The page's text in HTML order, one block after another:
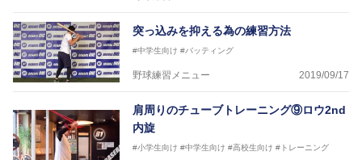
突っ込みを抑える為の練習方法
#中学生向け #バッティング
野球練習メニュー 2019/09/17
肩周りのチューブトレーニング⑨ロウ2nd
内旋
#小学生向け #中学生向け #高校生向け #トレーニング